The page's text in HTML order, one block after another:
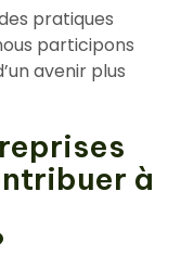
pratiques
participons
avenir plus
à